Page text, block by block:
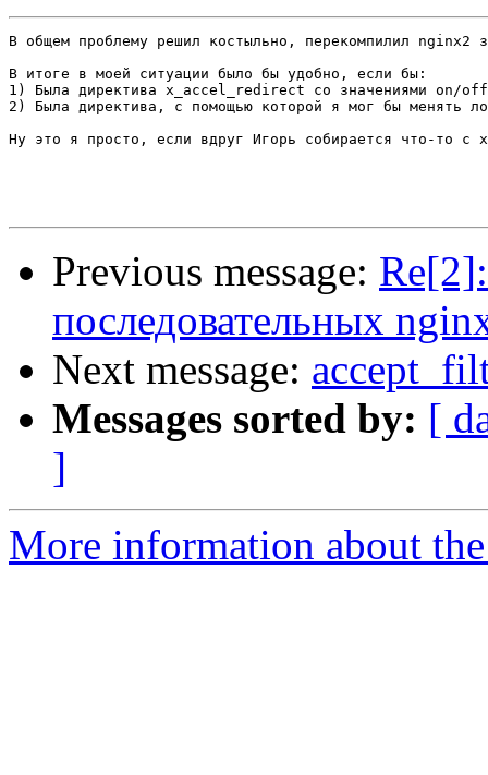
В общем проблему решил костыльно, перекомпилил
В итоге в моей ситуации было бы удобно, если бы:
1) Была директива x_accel_redirect со значениями
2) Была директива, с помощью которой я мог бы менять
Ну это я просто, если вдруг Игорь собирается что-то
Previous message:
последовательных
Next message:
Messages sorted by: [
]
More information about